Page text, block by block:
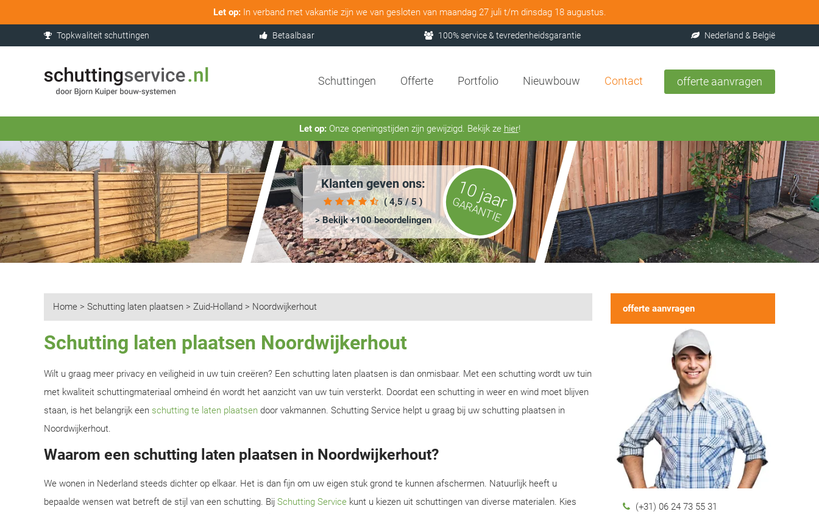
Let op:In verband met vakantie zijn we van gesloten van maandag 27 juli t/m dinsdag 18 augustus.
Topkwaliteit schuttingen Betaalbaar 100% service & tevredenheidsgarantie Nederland & België
Schuttingen Offerte Portfolio Nieuwbouw Contact offerte aanvragen
Let op:Onze openingstijden zijn gewijzigd. Bekijk ze hier!
Klanten geven ons:
( 4,5 / 5 )
> Bekijk +100 beoordelingen
10 jaar
GARANTIE
Home > Schutting laten plaatsen > Zuid-Holland > Noordwijkerhout
Schutting laten plaatsen Noordwijkerhout
Wilt u graag meer privacy en veiligheid in uw tuin creëren? Een schutting laten plaatsen is dan onmisbaar. Met een schutting wordt uw tuin
met kwaliteit schuttingmateriaal omheind én wordt het aanzicht van uw tuin versterkt. Doordat een schutting in weer en wind moet blijven
staan, is het belangrijk een schutting te laten plaatsen door vakmannen. Schutting Service helpt u graag bij uw schutting plaatsen in
Noordwijkerhout.
Waarom een schutting laten plaatsen in Noordwijkerhout?
We wonen in Nederland steeds dichter op elkaar. Het is dan fijn om uw eigen stuk grond te kunnen afschermen. Natuurlijk heeft u
bepaalde wensen wat betreft de stijl van een schutting. Bij Schutting Service kunt u kiezen uit schuttingen van diverse materialen. Kies
offerte aanvragen
(+31) 06 24 73 55 31